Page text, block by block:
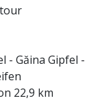
- Găina Gipfel -
22,9 km